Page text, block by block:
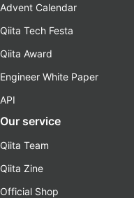
Advent Calendar
Qiita Tech Festa
Qiita Award
Engineer White Paper
API
Our service
Qiita Team
Qiita Zine
Official Shop